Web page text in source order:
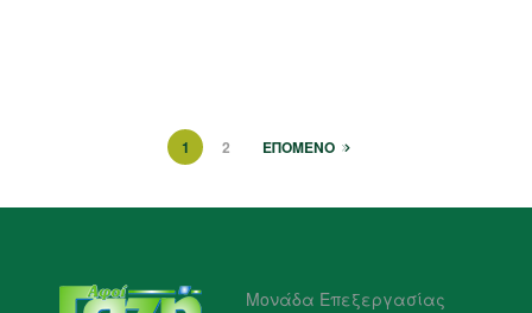
1 2 ΕΠΟΜΕΝΟ
Μονάδα Επεξεργασίας